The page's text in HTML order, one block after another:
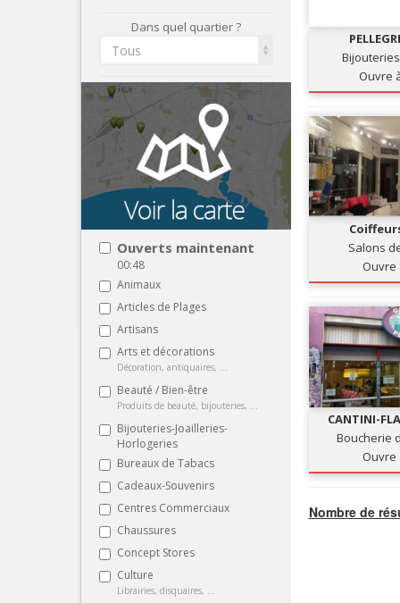
Dans quel quartier ?
Tous
Ouverts maintenant
00:48
Animaux
Articles de Plages
Artisans
Arts et décorations
Décoration, antiquaires, ...
Beauté / Bien-être
Produits de beauté, bijouteries, ...
Bijouteries-Joailleries-
Horlogeries
Bureaux de Tabacs
Cadeaux-Souvenirs
Centres Commerciaux
Chaussures
Concept Stores
Culture
Librairies, disquaires, ...
Ouvre
Salons
Ouvre
CANTINI-
Boucherie
Ouvre
Nombre de